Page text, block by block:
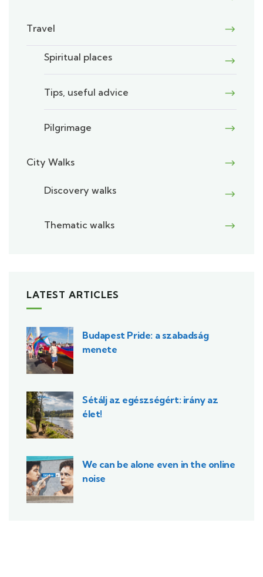
Travel
Spiritual places
Tips, useful advice
Pilgrimage
City Walks
Discovery walks
Thematic walks
LATEST ARTICLES
Budapest Pride: a szabadság
menete
Sétálj az egészségért: irány az
élet!
We can be alone even in the online
noise